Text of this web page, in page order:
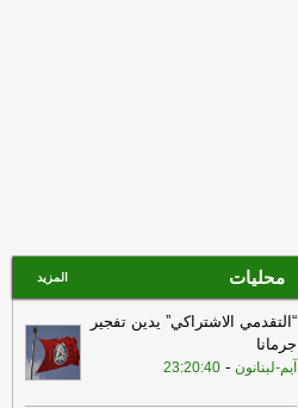
محليات المزيد
“التقدمي الاشتراكي” يدين تفجير
جرمانا
آيم-لبنانون -
23:20:40